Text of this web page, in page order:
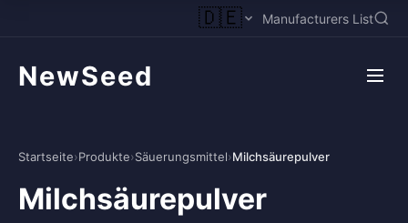
🇩🇪 Manufacturers List
NewSeed
Startseite›Produkte›Säuerungsmittel›Milchsäurepulver
Milchsäurepulver